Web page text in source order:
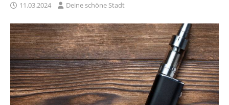
11.03.2024 Deine schöne Stadt